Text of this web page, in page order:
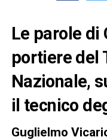
Le parole di
portiere del
Nazionale,
il tecnico
Guglielmo